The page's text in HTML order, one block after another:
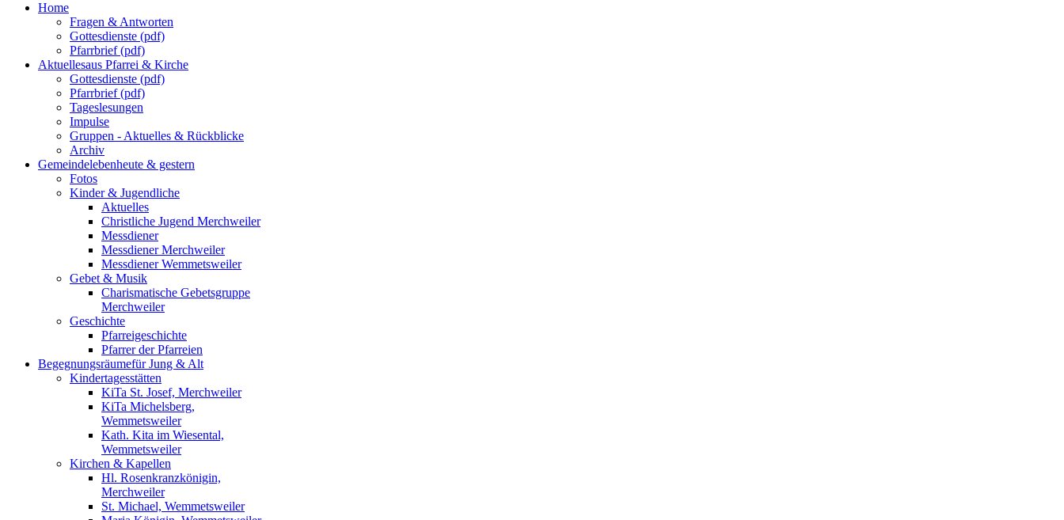
Home
Fragen & Antworten
Gottesdienste (pdf)
Pfarrbrief (pdf)
Aktuellesaus Pfarrei & Kirche
Gottesdienste (pdf)
Pfarrbrief (pdf)
Tageslesungen
Impulse
Gruppen - Aktuelles & Rückblicke
Archiv
Gemeindelebenheute & gestern
Fotos
Kinder & Jugendliche
Aktuelles
Christliche Jugend Merchweiler
Messdiener
Messdiener Merchweiler
Messdiener Wemmetsweiler
Gebet & Musik
Charismatische Gebetsgruppe
Merchweiler
Geschichte
Pfarreigeschichte
Pfarrer der Pfarreien
Begegnungsräumefür Jung & Alt
Kindertagesstätten
KiTa St. Josef, Merchweiler
KiTa Michelsberg,
Wemmetsweiler
Kath. Kita im Wiesental,
Wemmetsweiler
Kirchen & Kapellen
Hl. Rosenkranzkönigin,
Merchweiler
St. Michael, Wemmetsweiler